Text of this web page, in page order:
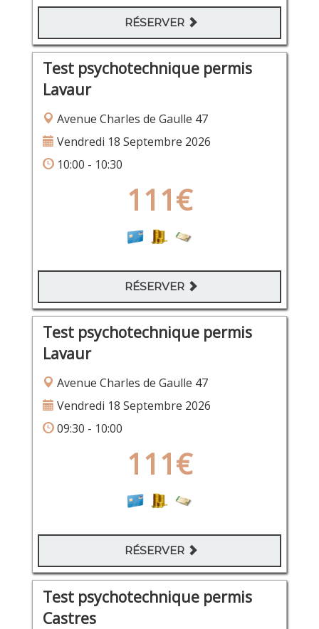
RÉSERVER
Test psychotechnique permis
Lavaur
Avenue Charles de Gaulle 47
Vendredi 18 Septembre 2026
10:00 - 10:30
111€
RÉSERVER
Test psychotechnique permis
Lavaur
Avenue Charles de Gaulle 47
Vendredi 18 Septembre 2026
09:30 - 10:00
111€
RÉSERVER
Test psychotechnique permis
Castres